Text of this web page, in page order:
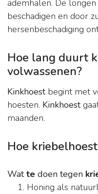
ademhalen. De
beschadigen en door
hersenbeschadiging
Hoe lang duurt
volwassenen?
Kinkhoestbegint met
hoesten. Kinkhoest
maanden.
Hoe
Watte doen tegen
Honing als